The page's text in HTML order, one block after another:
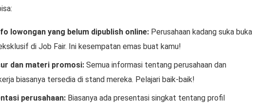
lowongan yang belum dipublish online: Perusahaan kadang suka buka
di Job Fair. Ini kesempatan emas buat kamu!
dan materi promosi: Semua informasi tentang perusahaan dan
biasanya tersedia di stand mereka. Pelajari baik-baik!
perusahaan: Biasanya ada presentasi singkat tentang profil